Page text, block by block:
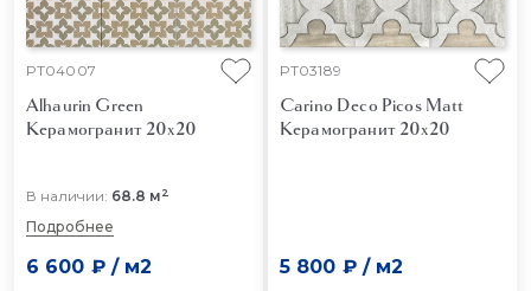
PT04007
Alhaurin Green
Керамогранит 20x20
В наличии: 68.8 м2
Подробнее
6 600 ₽/ м2
PT03189
Carino Deco Picos Matt
Керамогранит 20x20
5 800 ₽/ м2